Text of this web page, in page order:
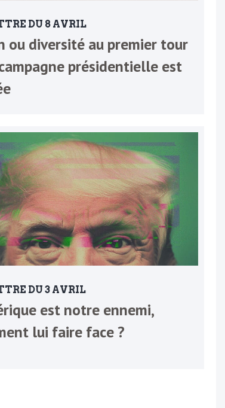
DU 8 AVRIL
ou diversité au premier tour
présidentielle est
DU 3 AVRIL
est notre ennemi,
lui faire face ?